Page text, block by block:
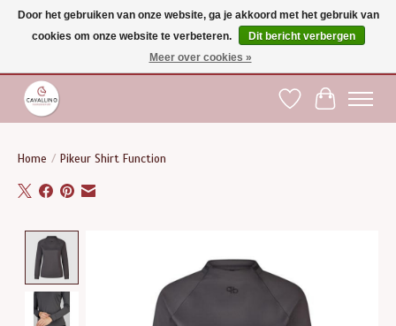
Gratis verzending vanaf €75 binnen BE - vanaf €100 naar EU | Voor 17:00 besteld is
dezelfde dag verzonden | Klantendienst: +32 (0)51 21 27 00 |
Verlanglijst
Home / Pikeur Shirt Function
Door het gebruiken van onze website, ga je akkoord met het gebruik van
cookies om onze website te verbeteren.
Dit bericht verbergen
Meer over cookies »